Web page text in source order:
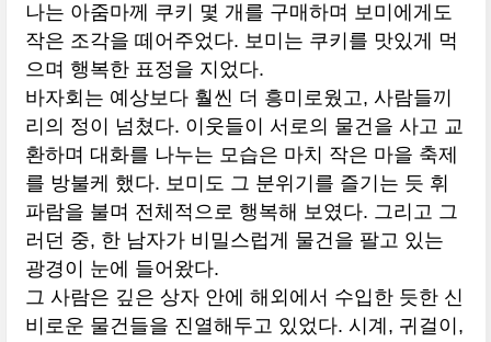
나는 아줌마께 쿠키 몇 개를 구매하며 보미에게도
작은 조각을 떼어주었다. 보미는 쿠키를 맛있게 먹
으며 행복한 표정을 지었다.
바자회는 예상보다 훨씬 더 흥미로웠고, 사람들끼
리의 정이 넘쳤다. 이웃들이 서로의 물건을 사고 교
환하며 대화를 나누는 모습은 마치 작은 마을 축제
를 방불케 했다. 보미도 그 분위기를 즐기는 듯 휘
파람을 불며 전체적으로 행복해 보였다. 그리고 그
러던 중, 한 남자가 비밀스럽게 물건을 팔고 있는
광경이 눈에 들어왔다.
그 사람은 깊은 상자 안에 해외에서 수입한 듯한 신
비로운 물건들을 진열해두고 있었다. 시계, 귀걸이,